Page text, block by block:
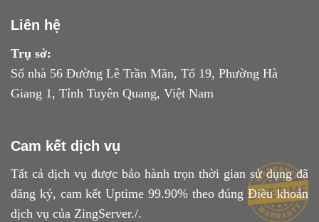
Liên hệ
Trụ sở:
Số nhà 56 Đường Lê Trần Mãn, Tổ 19, Phường Hà
Giang 1, Tỉnh Tuyên Quang, Việt Nam
Cam kết dịch vụ
Tất cả dịch vụ được bảo hành trọn thời gian sử dụng đã
đăng ký, cam kết Uptime 99.90% theo đúngĐiều khoản
dịch vụ của ZingServer./.